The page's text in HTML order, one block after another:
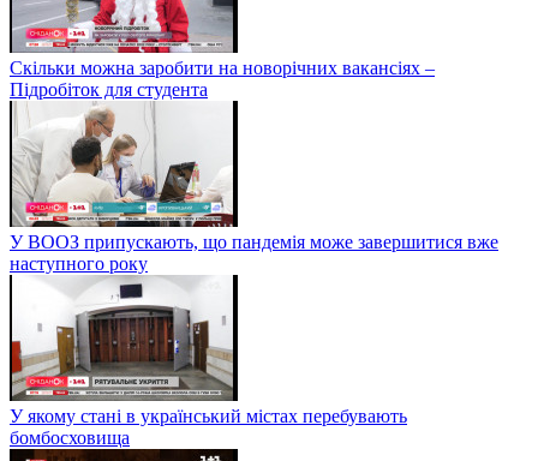
Скільки можна заробити на новорічних вакансіях –
Підробіток для студента
У ВООЗ припускають, що пандемія може завершитися вже
наступного року
У якому стані в український містах перебувають
бомбосховища